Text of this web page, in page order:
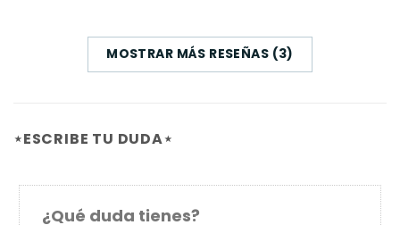
MOSTRAR MÁS RESEÑAS (3)
⋆ESCRIBE TU DUDA⋆
¿Qué duda tienes?